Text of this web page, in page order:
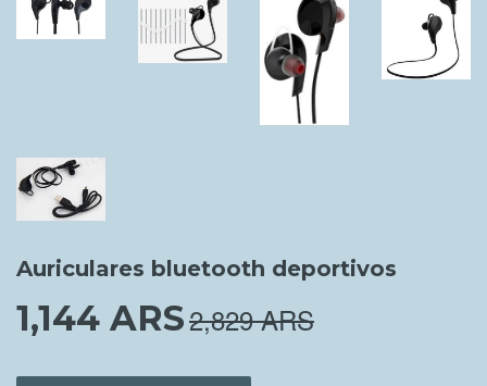
Auriculares bluetooth deportivos
1,144 ARS1,144.00 ARS
2,829 ARS